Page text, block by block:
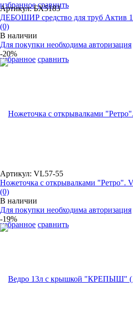
избранное сравнить
избранное сравнить
Артикул: БХ5183
ДЕБОШИР средство для труб Актив
(0)
В наличии
Для покупки необходима авторизация
-20%
избранное сравнить
Артикул: VL57-55
Ножеточка с открывалками "Ретро".
(0)
В наличии
Для покупки необходима авторизация
-19%